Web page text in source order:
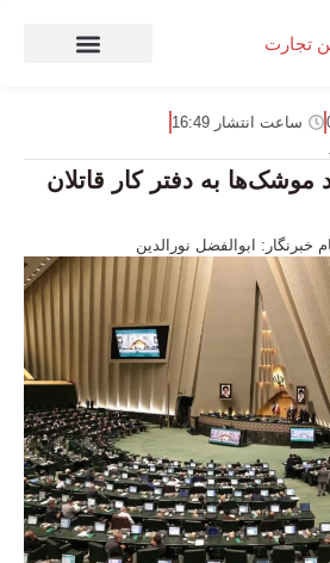
ساعت انتشار 16:49
موشک‌ها به دفتر کار قاتلان
خبرنگار: ابوالفضل نورالدین